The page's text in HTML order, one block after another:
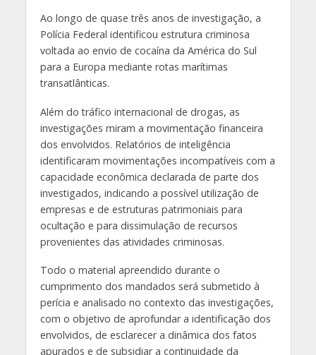
Ao longo de quase três anos de investigação, a
Polícia Federal identificou estrutura criminosa
voltada ao envio de cocaína da América do Sul
para a Europa mediante rotas marítimas
transatlânticas.
Além do tráfico internacional de drogas, as
investigações miram a movimentação financeira
dos envolvidos. Relatórios de inteligência
identificaram movimentações incompatíveis com a
capacidade econômica declarada de parte dos
investigados, indicando a possível utilização de
empresas e de estruturas patrimoniais para
ocultação e para dissimulação de recursos
provenientes das atividades criminosas.
Todo o material apreendido durante o
cumprimento dos mandados será submetido à
perícia e analisado no contexto das investigações,
com o objetivo de aprofundar a identificação dos
envolvidos, de esclarecer a dinâmica dos fatos
apurados e de subsidiar a continuidade da